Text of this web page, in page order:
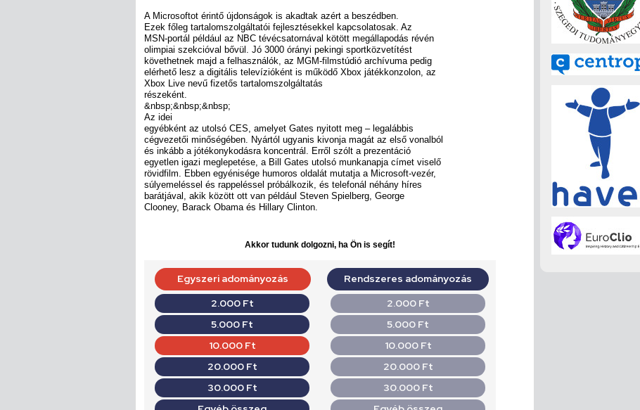
A Microsoftot érintő újdonságok is akadtak azért a beszédben.
Ezek főleg tartalomszolgáltatói fejlesztésekkel kapcsolatosak. Az
MSN-portál például az NBC tévécsatornával kötött megállapodás révén
olimpiai szekcióval bővül. Jó 3000 órányi pekingi sportközvetítést
követhetnek majd a felhasználók, az MGM-filmstúdió archívuma pedig
elérhető lesz a digitális televízióként is működő Xbox játékkonzolon, az
Xbox Live nevű fizetős tartalomszolgáltatás
részeként.
&nbsp;&nbsp;&nbsp;
Az idei
egyébként az utolsó CES, amelyet Gates nyitott meg – legalábbis
cégvezetői minőségében. Nyártól ugyanis kivonja magát az első vonalból
és inkább a jótékonykodásra koncentrál. Erről szólt a prezentáció
egyetlen igazi meglepetése, a Bill Gates utolsó munkanapja címet viselő
rövidfilm. Ebben egyénisége humoros oldalát mutatja a Microsoft-vezér,
súlyemeléssel és rappeléssel próbálkozik, és telefonál néhány híres
barátjával, akik között ott van például Steven Spielberg, George
Clooney, Barack Obama és Hillary Clinton.
Akkor tudunk dolgozni, ha Ön is segít!